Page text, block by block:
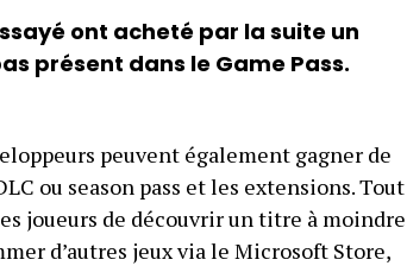
ont acheté par la suite un
présent dans le Game Pass.
peuvent également gagner de
ou season pass et les extensions. Tout
joueurs de découvrir un titre à moindre
d’autres jeux via le Microsoft Store,